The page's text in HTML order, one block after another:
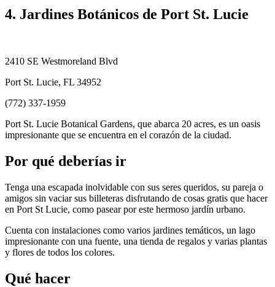
4. Jardines Botánicos de Port St. Lucie
2410 SE Westmoreland Blvd
Port St. Lucie, FL 34952
(772) 337-1959
Port St. Lucie Botanical Gardens, que abarca 20 acres, es un oasis
impresionante que se encuentra en el corazón de la ciudad.
Por qué deberías ir
Tenga una escapada inolvidable con sus seres queridos, su pareja o
amigos sin vaciar sus billeteras disfrutando de cosas gratis que hacer
en Port St Lucie, como pasear por este hermoso jardín urbano.
Cuenta con instalaciones como varios jardines temáticos, un lago
impresionante con una fuente, una tienda de regalos y varias plantas
y flores de todos los colores.
Qué hacer